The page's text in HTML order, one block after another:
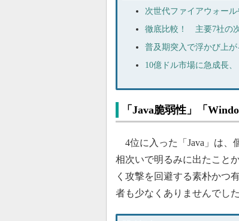
次世代ファイアウォー
徹底比較！ 主要7社の
普及期突入で浮かび上
10億ドル市場に急成長
「Java脆弱性」「
4位に入った「Java」は、
相次いで明るみに出たこと
く攻撃を回避する素朴かつ
者も少なくありませんでした